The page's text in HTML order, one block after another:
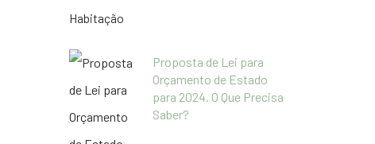
Proposta de Lei para
Orçamento de Estado
para 2024. O Que Precisa
Saber?